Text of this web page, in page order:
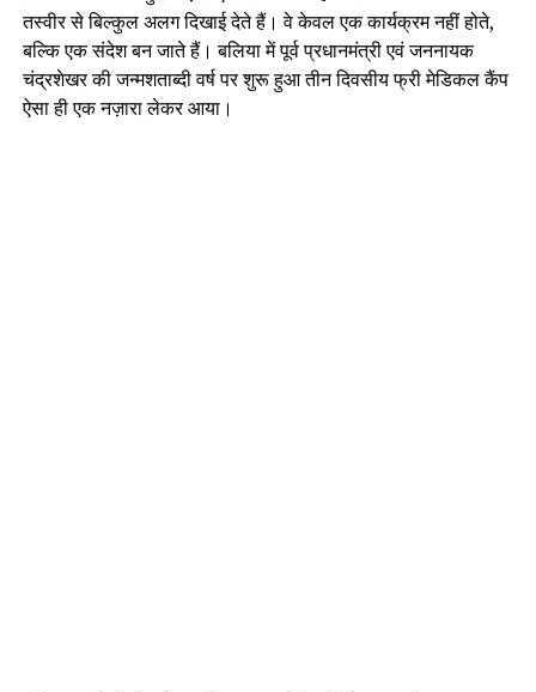
तस्वीर से बिल्कुल अलग दिखाई देते हैं। वे केवल एक कार्यक्रम नहीं होते,
बल्कि एक संदेश बन जाते हैं। बलिया में पूर्व प्रधानमंत्री एवं जननायक
चंद्रशेखर की जन्मशताब्दी वर्ष पर शुरू हुआ तीन दिवसीय फ्री मेडिकल कैंप
ऐसा ही एक नज़ारा लेकर आया।